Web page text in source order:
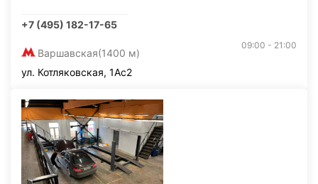
+7 (495) 182-17-65
Варшавская(1400 м)
09:00 - 21:00
ул. Котляковская, 1Ас2